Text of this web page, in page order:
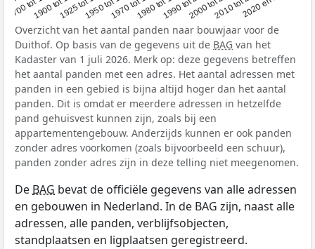
Overzicht van het aantal panden naar bouwjaar voor de
Duithof. Op basis van de gegevens uit de BAG van het
Kadaster van 1 juli 2026. Merk op: deze gegevens betreffen
het aantal panden met een adres. Het aantal adressen met
panden in een gebied is bijna altijd hoger dan het aantal
panden. Dit is omdat er meerdere adressen in hetzelfde
pand gehuisvest kunnen zijn, zoals bij een
appartementengebouw. Anderzijds kunnen er ook panden
zonder adres voorkomen (zoals bijvoorbeeld een schuur),
panden zonder adres zijn in deze telling niet meegenomen.
De BAG bevat de officiële gegevens van alle adressen
en gebouwen in Nederland. In de BAG zijn, naast alle
adressen, alle panden, verblijfsobjecten,
standplaatsen en ligplaatsen geregistreerd.